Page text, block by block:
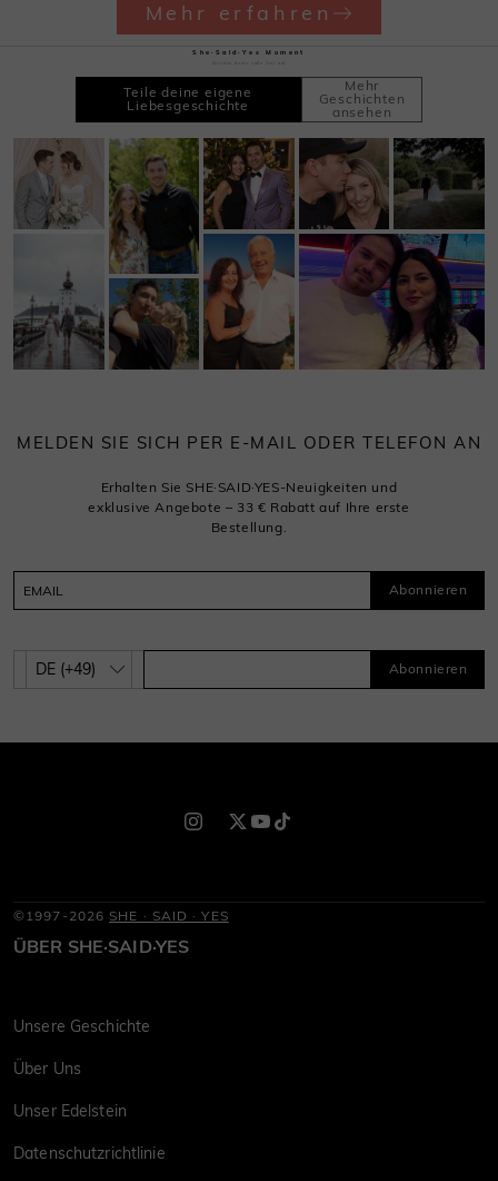
Mehr erfahren
She·Said·Yes Moment
Teile deine eigene
Liebesgeschichte
Mehr
Geschichten
ansehen
MELDEN SIE SICH PER E-MAIL ODER TELEFON AN
Erhalten Sie SHE·SAID·YES-Neuigkeiten und
exklusive Angebote – 33 € Rabatt auf Ihre erste
Bestellung.
Abonnieren
Abonnieren
©1997-2026 SHE · SAID · YES
ÜBER SHE·SAID·YES
Unsere Geschichte
Über Uns
Unser Edelstein
Datenschutzrichtlinie